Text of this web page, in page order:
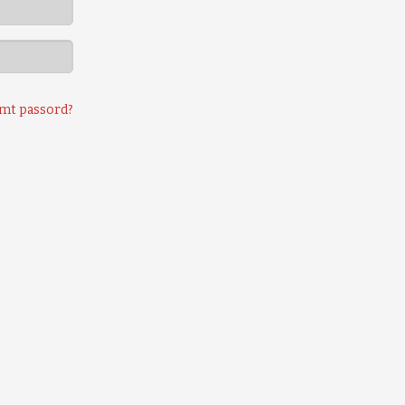
passord?